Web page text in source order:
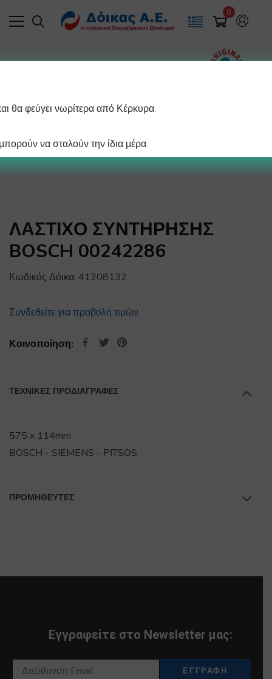
0
ΛΑΣΤΙΧΟ ΣΥΝΤΗΡΗΣΗΣ
BOSCH 00242286
Κωδικός Δόικα: 41208132
Συνδεθείτε για προβολή τιμών
Κοινοποίηση:
ΤΕΧΝΙΚΕΣ ΠΡΟΔΙΑΓΡΑΦΕΣ
575 x 114mm
BOSCH - SIEMENS - PITSOS
ΠΡΟΜΗΘΕΥΤΕΣ
Εγγραφείτε στο Newsletter μας:
θα φεύγει νωρίτερα από Κέρκυρα.
να σταλούν την ίδια μέρα.